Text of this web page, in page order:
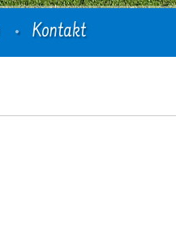
Kontakt